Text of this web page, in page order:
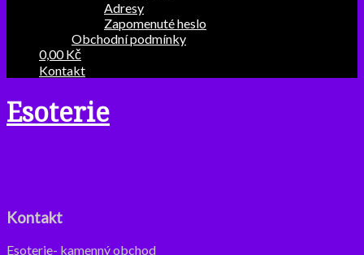
Adresy
Zapomenuté heslo
Obchodní podmínky
0,00 Kč
Kontakt
Esoterie
Kontakt
Esoterie- kamenný obchod